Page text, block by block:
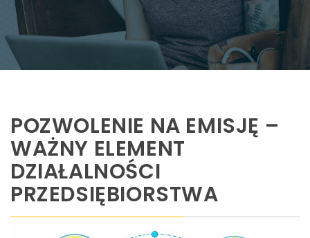
POZWOLENIE NA EMISJĘ –
WAŻNY ELEMENT
DZIAŁALNOŚCI
PRZEDSIĘBIORSTWA